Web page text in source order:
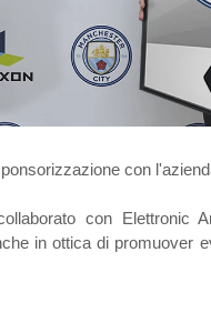
con
con Elettronic
in ottica di promuover